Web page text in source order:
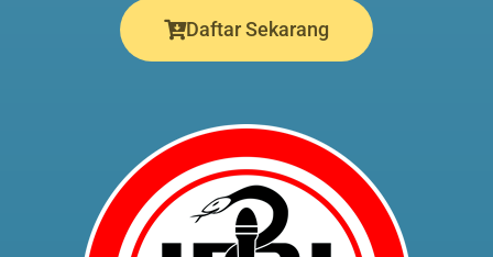
Daftar Sekarang